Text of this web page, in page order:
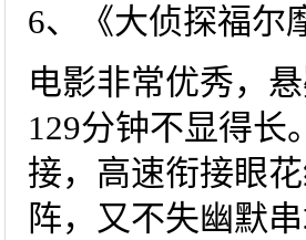
6、《大侦探福尔
电影非常优秀，
129分钟不显得长
接，高速衔接眼
阵，又不失幽默串